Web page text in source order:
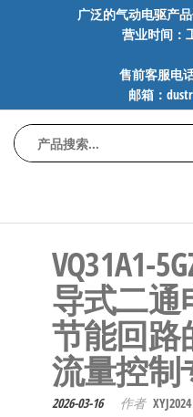
广泛的气动电驱产
营业时间：
售前客服电话
邮箱：
动
FESTO、
AVENTICS等
品牌气动
元件，超
过88万种
工业自动
化零部
件，正品
保障，全
VQ31A1-
导式二通
节能回路
流量控制
2026-03-16 作者 XYJ2024